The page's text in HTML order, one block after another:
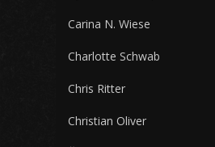
Carina N. Wiese
Charlotte Schwab
Chris Ritter
Christian Oliver